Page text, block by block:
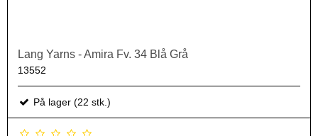
Lang Yarns - Amira Fv. 34 Blå Grå
13552
På lager (22 stk.)